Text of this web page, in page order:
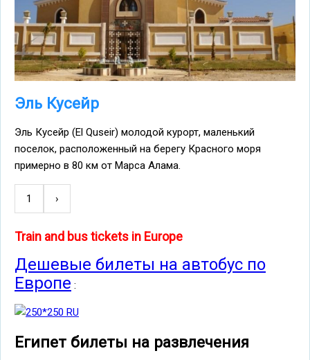
Эль Кусейр
Эль Кусейр (El Quseir) молодой курорт, маленький
поселок, расположенный на берегу Красного моря
примерно в 80 км от Марса Алама.
Нумерация
1
Следующая
страница
›
Train and bus tickets in Europe
Дешевые билеты на автобус по
Европе :
Египет билеты на развлечения